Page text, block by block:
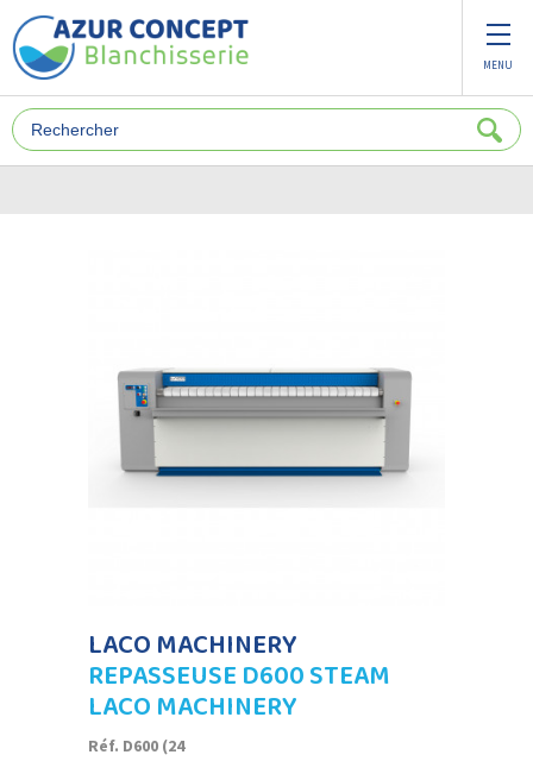
MENU
LACO MACHINERY
REPASSEUSE D600 STEAM
LACO MACHINERY
Réf. D600 (24
Panneau de gestion des cookies